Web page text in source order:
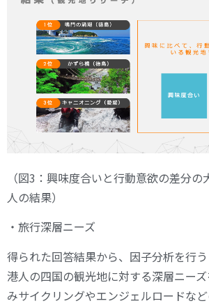
（図3：興味度合いと行動意欲の差分
人の結果）
・旅行深層ニーズ
得られた回答結果から、因子分析を行
港人の四国の観光地に対する深層ニー
みサイクリングやエンジェルロードな